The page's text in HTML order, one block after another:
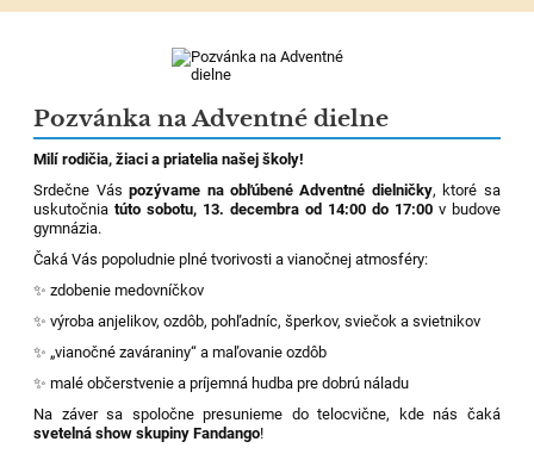
Pozvánka na Adventné dielne
Milí rodičia, žiaci a priatelia našej školy!
Srdečne Váspozývame na obľúbené Adventné dielničky, ktoré sa
uskutočniatúto sobotu, 13. decembra od 14:00 do 17:00v budove
gymnázia.
Čaká Vás popoludnie plné tvorivosti a vianočnej atmosféry:
✨ zdobenie medovníčkov
✨ výroba anjelikov, ozdôb, pohľadníc, šperkov, sviečok a svietnikov
✨ „vianočné zaváraniny“ a maľovanie ozdôb
✨ malé občerstvenie a príjemná hudba pre dobrú náladu
Na záver sa spoločne presunieme do telocvične, kde nás čaká
svetelná show skupiny Fandango!